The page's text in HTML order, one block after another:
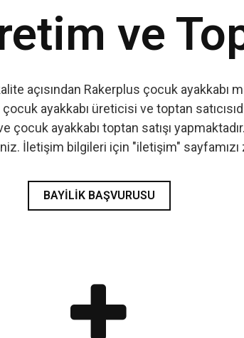
ve
açısından Rakerplus çocuk ayakkabı
ayakkabı üreticisi ve toptan
ayakkabı toptan satışı
İletişim bilgileri için "iletişim"
BAYILIK BAŞVURUSU